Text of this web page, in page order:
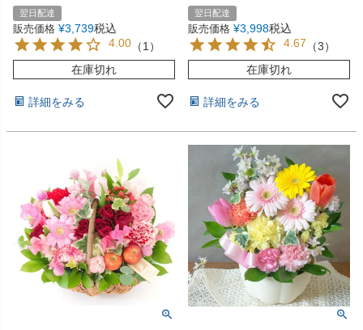
翌日配達
販売価格 ¥3,739税込
4.00 （1 ）
在庫切れ
詳細をみる
翌日配達
販売価格 ¥3,998税込
4.67 （3）
在庫切れ
詳細をみる